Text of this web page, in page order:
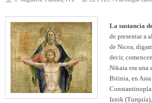
La sustancia
de presentar a
de Nicea,
decir,
Nikaia era una
Bitinia, en Asia
Iznik